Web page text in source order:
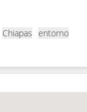
Chiapas entorno